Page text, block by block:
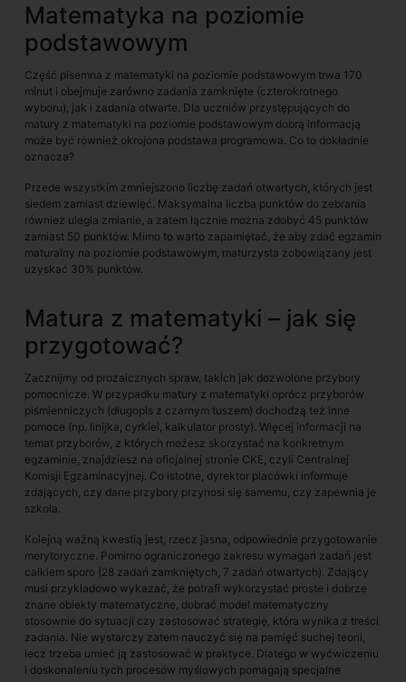
Matematyka na poziomie
podstawowym
Część pisemna z matematyki na poziomie podstawowym trwa 170
minut i obejmuje zarówno zadania zamknięte (czterokrotnego
wyboru), jak i zadania otwarte. Dla uczniów przystępujących do
matury z matematyki na poziomie podstawowym dobrą informacją
może być również okrojona podstawa programowa. Co to dokładnie
oznacza?
Przede wszystkim zmniejszono liczbę zadań otwartych, których jest
siedem zamiast dziewięć. Maksymalna liczba punktów do zebrania
również uległa zmianie, a zatem łącznie można zdobyć 45 punktów
zamiast 50 punktów. Mimo to warto zapamiętać, że aby zdać egzamin
maturalny na poziomie podstawowym, maturzysta zobowiązany jest
uzyskać 30% punktów.
Matura z matematyki – jak się
przygotować?
Zacznijmy od prozaicznych spraw, takich jak dozwolone przybory
pomocnicze. W przypadku matury z matematyki oprócz przyborów
piśmienniczych (długopis z czarnym tuszem) dochodzą też inne
pomoce (np. linijka, cyrkiel, kalkulator prosty). Więcej informacji na
temat przyborów, z których możesz skorzystać na konkretnym
egzaminie, znajdziesz na oficjalnej stronie CKE, czyli Centralnej
Komisji Egzaminacyjnej. Co istotne, dyrektor placówki informuje
zdających, czy dane przybory przynosi się samemu, czy zapewnia je
szkoła.
Kolejną ważną kwestią jest, rzecz jasna, odpowiednie przygotowanie
merytoryczne. Pomimo ograniczonego zakresu wymagań zadań jest
całkiem sporo (28 zadań zamkniętych, 7 zadań otwartych). Zdający
musi przykładowo wykazać, że potrafi wykorzystać proste i dobrze
znane obiekty matematyczne, dobrać model matematyczny
stosownie do sytuacji czy zastosować strategię, która wynika z treści
zadania. Nie wystarczy zatem nauczyć się na pamięć suchej teorii,
lecz trzeba umieć ją zastosować w praktyce. Dlatego w wyćwiczeniu
i doskonaleniu tych procesów myślowych pomagają specjalne